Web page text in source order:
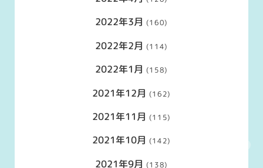
2022年3月 (160)
2022年2月 (114)
2022年1月 (158)
2021年12月 (162)
2021年11月 (115)
2021年10月 (142)
2021年9月 (138)